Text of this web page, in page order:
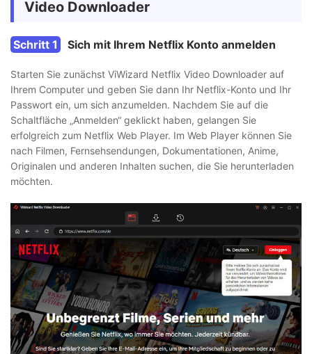
Video Downloader
Schritt 1 Sich mit Ihrem Netflix Konto anmelden
Starten Sie zunächst ViWizard Netflix Video Downloader auf
Ihrem Computer und geben Sie dann Ihr Netflix-Konto und Ihr
Passwort ein, um sich anzumelden. Nachdem Sie auf die
Schaltfläche „Anmelden“ geklickt haben, gelangen Sie
erfolgreich zum Netflix Web Player. Im Web Player können Sie
nach Filmen, Fernsehsendungen, Dokumentationen, Anime,
Originalen und anderen Inhalten suchen, die Sie herunterladen
möchten.